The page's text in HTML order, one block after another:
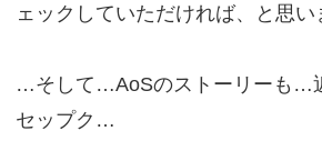
ェックしていただければ、と思い
…そして…AoSのストーリーも
セップク…